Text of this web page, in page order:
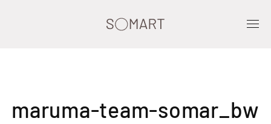
maruma-team-somar_bw